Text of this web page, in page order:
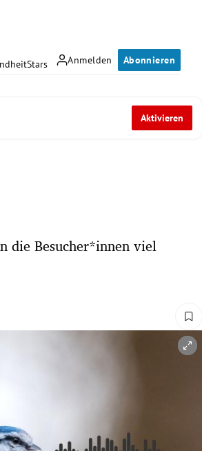
Anmelden Abonnieren
Stars
Aktivieren
die Besucher*innen viel